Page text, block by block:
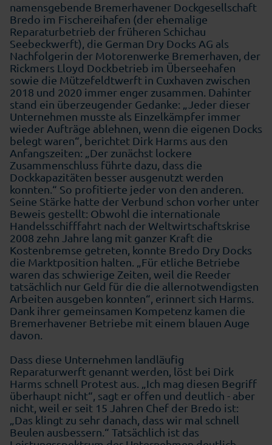
namensgebende Bremerhavener Dockgesellschaft
Bredo im Fischereihafen (der ehemalige
Reparaturbetrieb der früheren Schichau
Seebeckwerft), die German Dry Docks AG als
Nachfolgerin der Motorenwerke Bremerhaven, der
Rickmers Lloyd Dockbetrieb im Überseehafen
sowie die Mützefeldtwerft in Cuxhaven zwischen
2018 und 2020 immer enger zusammen. Dahinter
stand ein überzeugender Gedanke: „Jeder dieser
Unternehmen musste als Einzelkämpfer immer
wieder Aufträge ablehnen, wenn die eigenen Docks
belegt waren“, berichtet Dirk Harms aus den
Anfangszeiten: „Der zunächst lockere
Zusammenschluss führte dazu, dass die
Dockkapazitäten besser ausgenutzt werden
konnten.“ So profitierte jeder von den anderen.
Seine Stärke hatte der Verbund schon vorher unter
Beweis gestellt: Obwohl die internationale
Handelsschifffahrt nach der Weltwirtschaftskrise
2008 zehn Jahre lang mit ganzer Kraft die
Kostenbremse getreten, konnte Bredo Dry Docks
die Marktposition halten. „Für etliche Betriebe
waren das schwierige Zeiten, weil die Reeder
tatsächlich nur Geld für die die allernotwendigsten
Arbeiten ausgeben konnten“, erinnert sich Harms.
Dank ihrer gemeinsamen Kompetenz kamen die
Bremerhavener Betriebe mit einem blauen Auge
davon.
Dass diese Unternehmen landläufig
Reparaturwerft genannt werden, löst bei Dirk
Harms schnell Protest aus. „Ich mag diesen Begriff
überhaupt nicht“, sagt er offen und deutlich - aber
nicht, weil er seit 15 Jahren Chef der Bredo ist:
„Das klingt zu sehr danach, dass wir mal schnell
Beulen ausbessern.“ Tatsächlich ist das